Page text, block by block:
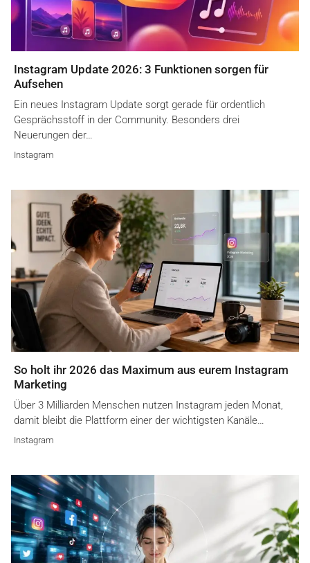
Instagram Update 2026: 3 Funktionen sorgen für
Aufsehen
Ein neues Instagram Update sorgt gerade für ordentlich
Gesprächsstoff in der Community. Besonders drei
Neuerungen der…
Instagram
So holt ihr 2026 das Maximum aus eurem Instagram
Marketing
Über 3 Milliarden Menschen nutzen Instagram jeden Monat,
damit bleibt die Plattform einer der wichtigsten Kanäle…
Instagram